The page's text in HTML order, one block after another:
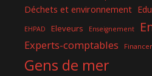
Déchets et environnement
EHPAD Eleveurs Enseignement
Experts-comptables
Gens de mer